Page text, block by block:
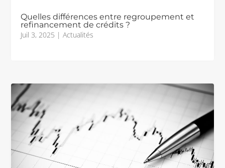
Quelles différences entre regroupement et
refinancement de crédits ?
Juil 3, 2025 |Actualités